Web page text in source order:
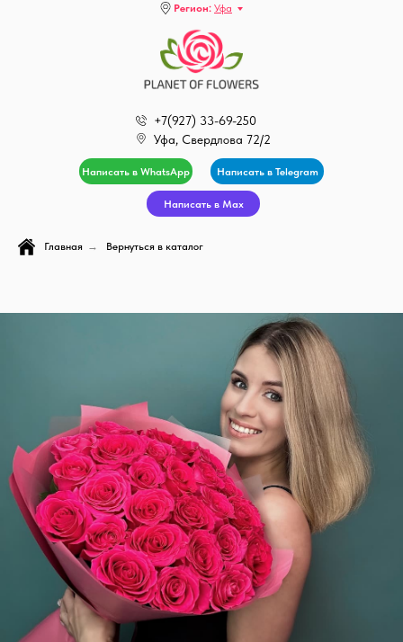
Написать в WhatsApp Написать в Telegram
Написать в Max
+7(927) 33-69-250
Уфа, Свердлова 72/2
Регион: Уфа
Главная → Вернуться в каталог